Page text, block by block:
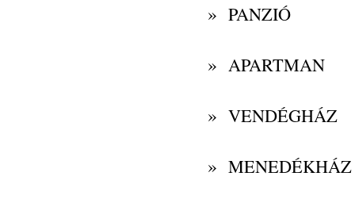
» PANZIÓ
» APARTMAN
» VENDÉGHÁZ
» MENEDÉKHÁZ